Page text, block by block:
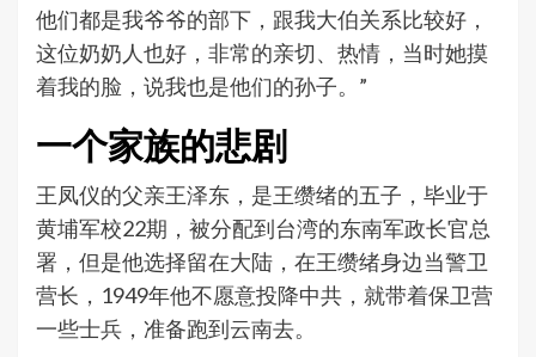
他们都是我爷爷的部下，跟我大伯关系比较好，
这位奶奶人也好，非常的亲切、热情，当时她摸
着我的脸，说我也是他们的孙子。”
一个家族的悲剧
王凤仪的父亲王泽东，是王缵绪的五子，毕业于
黄埔军校22期，被分配到台湾的东南军政长官总
署，但是他选择留在大陆， 在王缵绪身边当警卫
营长，1949年他不愿意投降中共，就带着保卫营
一些士兵，准备跑到云南去。